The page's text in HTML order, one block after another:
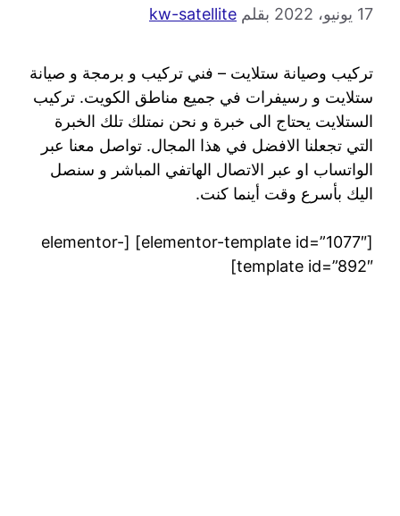
17 يونيو، 2022 بقلم kw-satellite
تركيب وصيانة ستلايت – فني تركيب و برمجة و صيانة
ستلايت و رسيفرات في جميع مناطق الكويت. تركيب
الستلايت يحتاج الى خبرة و نحن نمتلك تلك الخبرة
التي تجعلنا الافضل في هذا المجال. تواصل معنا عبر
الواتساب او عبر الاتصال الهاتفي المباشر و سنصل
اليك بأسرع وقت أينما كنت.
[elementor-template id=”1077″] [elementor-
template id=”892″]